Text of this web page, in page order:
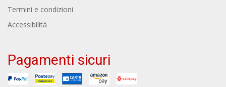
Termini e condizioni
Accessibilità
Pagamenti sicuri